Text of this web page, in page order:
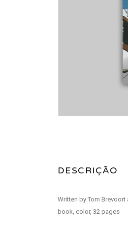
DESCRIÇÃO
Written by Tom
book, color, 32 pages